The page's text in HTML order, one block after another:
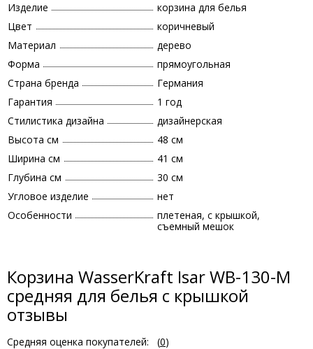
Изделие
корзина для белья
Цвет
коричневый
Материал
дерево
Форма
прямоугольная
Страна бренда
Германия
Гарантия
1 год
Стилистика дизайна
дизайнерская
Высота см
48 см
Ширина см
41 см
Глубина см
30 см
Угловое изделие
нет
Особенности
плетеная, с крышкой,
съемный мешок
Корзина WasserKraft Isar WB-130-M
средняя для белья с крышкой
отзывы
Средняя оценка покупателей: (0)